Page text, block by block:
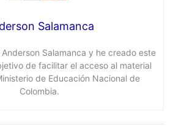
Salamanca
Salamanca y he creado este
de facilitar el acceso al material
de Educación Nacional de
Colombia.